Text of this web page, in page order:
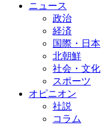
ニュース
政治
経済
国際・日本
北朝鮮
社会・文化
スポーツ
オピニオン
社説
コラム